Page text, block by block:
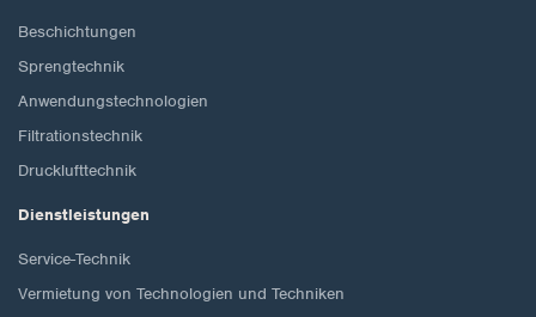
Beschichtungen
Sprengtechnik
Anwendungstechnologien
Filtrationstechnik
Drucklufttechnik
Dienstleistungen
Service-Technik
Vermietung von Technologien und Techniken